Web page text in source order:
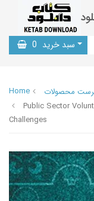
سبد خرید 0
Home
محصولات
Public Sector
Challenges